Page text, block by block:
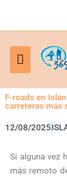
Menú
principal
F-roads en
carreteras más
12/08/2025
Si alguna vez
más remoto